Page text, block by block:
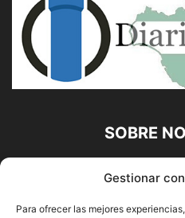
Gestionar
Para ofrecer las mejores
SOBRE
Diario Alhaurín
Francisco E. López López
Alhaurín de la Torre,